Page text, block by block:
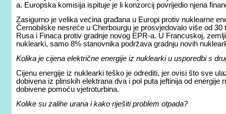
a. Europska komisija ispituje je li konzorcij povrijedio njena
Zasigurno je velika većina građana u Europi protiv nuklearne
Černobilske nesreće u Cherbourgu je prosvjedovalo više od
Rusa i Finaca protiv gradnje novog EPR-a. U Francuskoj,
nuklearki, samo 8% stanovnika podržava gradnju novih
Kolika je cijena električne energije iz nuklearki u usporedbi s
Cijenu energije iz nuklearki teško je odrediti, jer ovisi što sve
dobivena iz plinskih elektrana dva i pol puta jeftinija od
dobivene pomoću vjetroturbina.
Kolike su zalihe urana i kako riješiti problem otpada?